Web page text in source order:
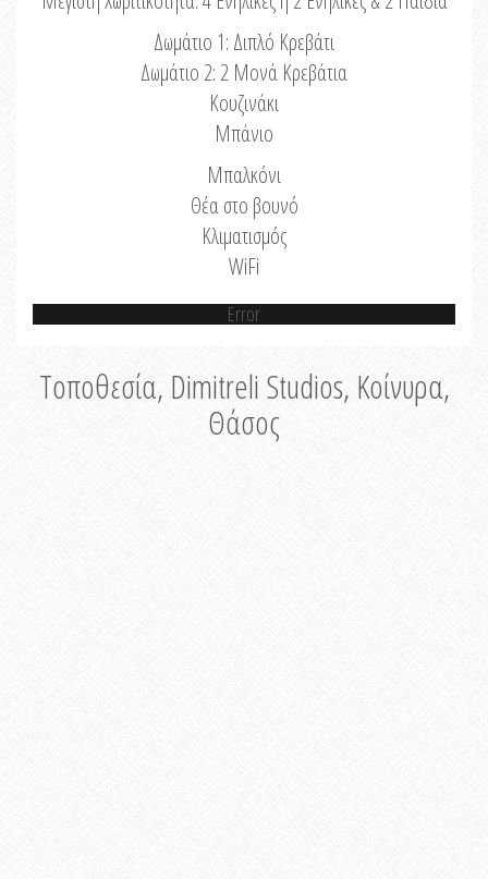
Δωμάτιο 1: Διπλό Κρεβάτι
Δωμάτιο 2: 2 Μονά Κρεβάτια
Κουζινάκι
Μπάνιο
Μπαλκόνι
Θέα στο βουνό
Κλιματισμός
WiFi
Error
Τοποθεσία, Dimitreli Studios, Κοίνυρα,
Θάσος